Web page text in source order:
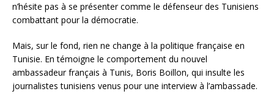
n’hésite pas à se présenter comme le défenseur des Tunisiens
combattant pour la démocratie.
Mais, sur le fond, rien ne change à la politique française en
Tunisie. En témoigne le comportement du nouvel
ambassadeur français à Tunis, Boris Boillon, qui insulte les
journalistes tunisiens venus pour une interview à l’ambassade.